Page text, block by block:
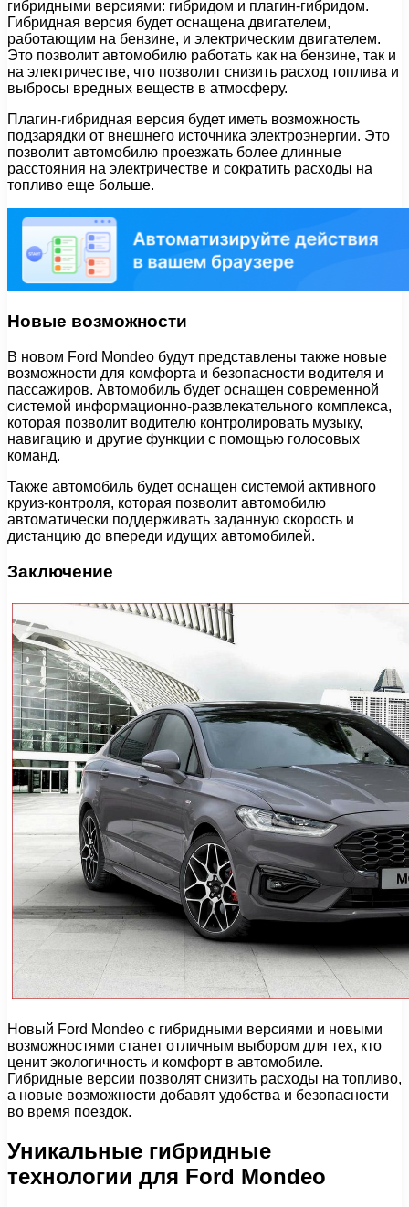
гибридными версиями: гибридом и плагин-гибридом.
Гибридная версия будет оснащена двигателем,
работающим на бензине, и электрическим двигателем.
Это позволит автомобилю работать как на бензине, так и
на электричестве, что позволит снизить расход топлива и
выбросы вредных веществ в атмосферу.
Плагин-гибридная версия будет иметь возможность
подзарядки от внешнего источника электроэнергии. Это
позволит автомобилю проезжать более длинные
расстояния на электричестве и сократить расходы на
топливо еще больше.
Новые возможности
В новом Ford Mondeo будут представлены также новые
возможности для комфорта и безопасности водителя и
пассажиров. Автомобиль будет оснащен современной
системой информационно-развлекательного комплекса,
которая позволит водителю контролировать музыку,
навигацию и другие функции с помощью голосовых
команд.
Также автомобиль будет оснащен системой активного
круиз-контроля, которая позволит автомобилю
автоматически поддерживать заданную скорость и
дистанцию до впереди идущих автомобилей.
Заключение
Новый Ford Mondeo с гибридными версиями и новыми
возможностями станет отличным выбором для тех, кто
ценит экологичность и комфорт в автомобиле.
Гибридные версии позволят снизить расходы на топливо,
а новые возможности добавят удобства и безопасности
во время поездок.
Уникальные гибридные
технологии для Ford Mondeo